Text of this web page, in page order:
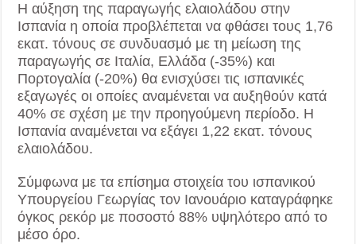
Η αύξηση της παραγωγής ελαιολάδου στην
Ισπανία η οποία προβλέπεται να φθάσει τους 1,76
εκατ. τόνους σε συνδυασμό με τη μείωση της
παραγωγής σε Ιταλία, Ελλάδα (-35%) και
Πορτογαλία (-20%) θα ενισχύσει τις ισπανικές
εξαγωγές οι οποίες αναμένεται να αυξηθούν κατά
40% σε σχέση με την προηγούμενη περίοδο. Η
Ισπανία αναμένεται να εξάγει 1,22 εκατ. τόνους
ελαιολάδου.
Σύμφωνα με τα επίσημα στοιχεία του ισπανικού
Υπουργείου Γεωργίας τον Ιανουάριο καταγράφηκε
όγκος ρεκόρ με ποσοστό 88% υψηλότερο από το
μέσο όρο.